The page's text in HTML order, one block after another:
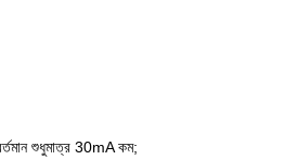
শুধুমাত্র 30mA কম;